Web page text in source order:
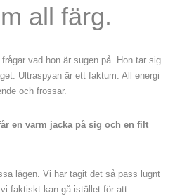
all färg.
vad hon är sugen på. Hon tar sig
Ultraspyan är ett faktum. All energi
och frossar.
en varm jacka på sig och en filt
lägen. Vi har tagit det så pass lugnt
faktiskt kan gå istället för att